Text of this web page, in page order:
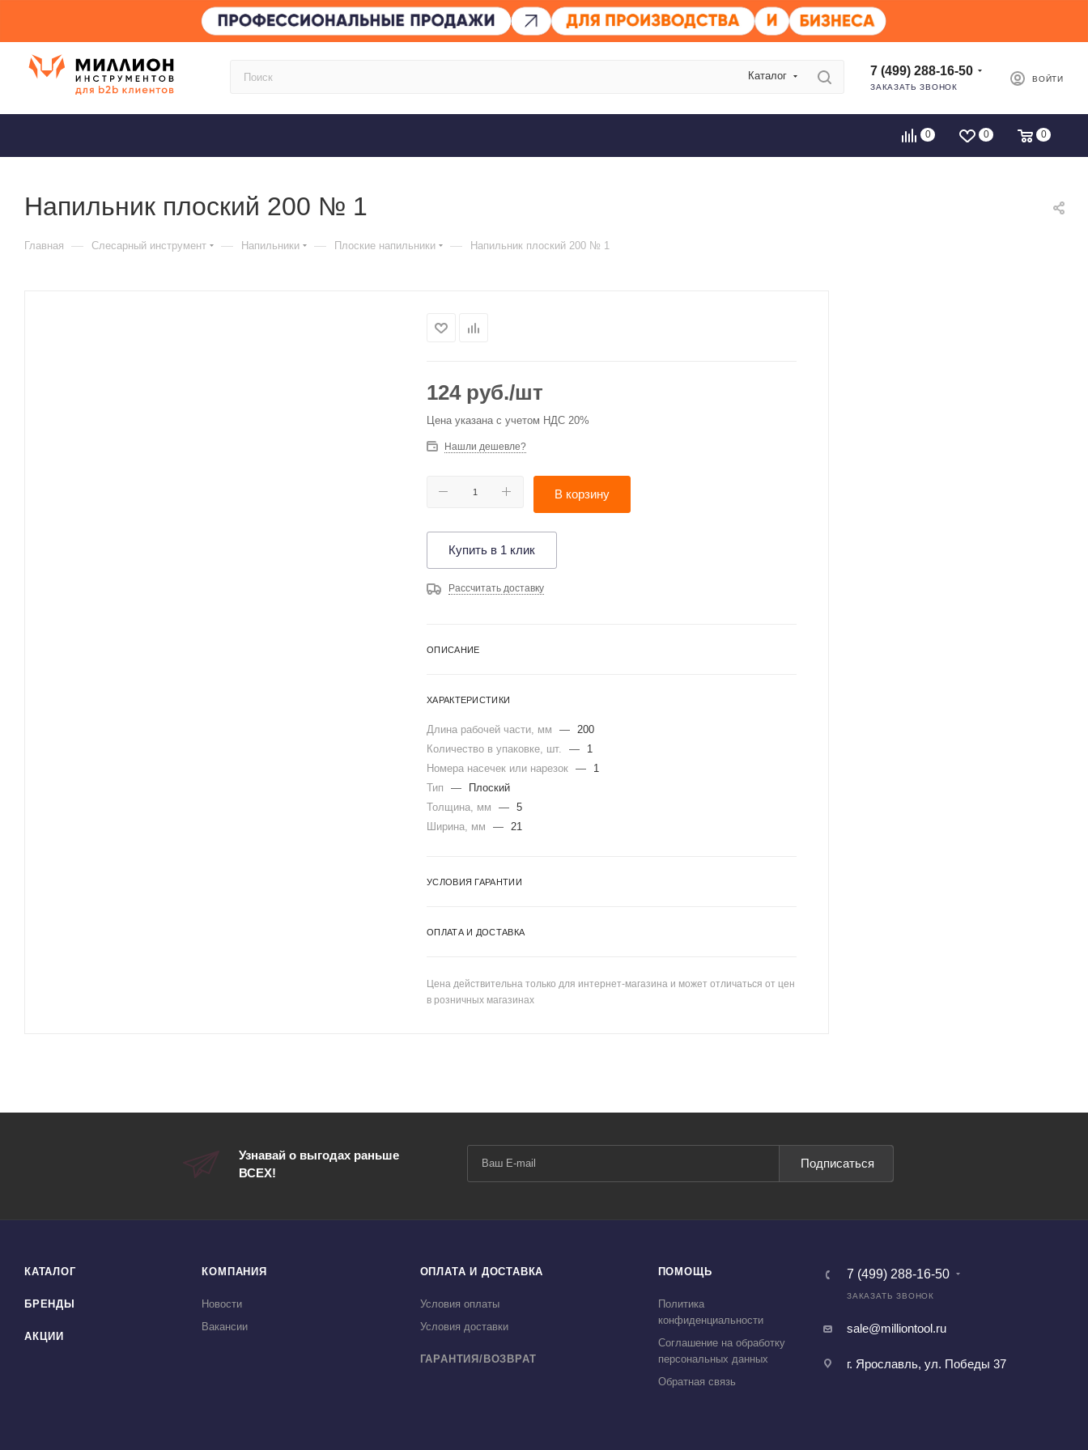
Каталог 7 (499) 288-16-50
ЗАКАЗАТЬ ЗВОНОК
ВОЙТИ
0 0 0
Напильник плоский 200 № 1
Главная — Слесарный инструмент — Напильники — Плоские напильники — Напильник плоский 200 № 1
124руб./шт
Цена указана с учетом НДС 20%
Нашли дешевле?
В корзину
Купить в 1 клик
Рассчитать доставку
ОПИСАНИЕ
ХАРАКТЕРИСТИКИ
Длина рабочей части, мм —
200
Количество в упаковке, шт.
—
1
Номера насечек или нарезок —
1
Тип
—
Плоский
Толщина, мм
— 5
Ширина, мм
— 21
УСЛОВИЯ ГАРАНТИИ
ОПЛАТА И ДОСТАВКА
Цена действительна только для интернет-магазина и может отличаться от цен
в розничных магазинах
Узнавай о выгодах раньше
ВСЕХ!
Подписаться
КАТАЛОГ
БРЕНДЫ
АКЦИИ
КОМПАНИЯ
Новости
Вакансии
ОПЛАТА И ДОСТАВКА
Условия оплаты
Условия доставки
ГАРАНТИЯ/ВОЗВРАТ
ПОМОЩЬ
Политика
конфиденциальности
Соглашение на обработку
персональных данных
Обратная связь
7 (499) 288-16-50
ЗАКАЗАТЬ ЗВОНОК
sale@milliontool.ru
г. Ярославль, ул. Победы 37